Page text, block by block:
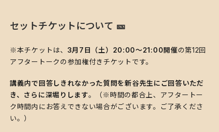
​​セットチケットについて 🎫
※本チケットは、 3月7日（土）20:00～21:00開催の第12回
アフタートークの参加権付きチケットです。
講義内で回答しきれなかった質問を新谷先生にご回答いただ
き、さらに深堀りします。（※時間の都合上、アフタートー
ク時間内にお答えできない場合がございます。ご了承くださ
い。）